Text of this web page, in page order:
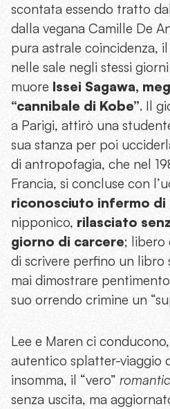
scontata essendo tratto
dalla vegana Camille De
pura astrale coincidenza,
nelle sale negli stessi
muore Issei Sagawa,
“cannibale di Kobe”. Il
a Parigi, attirò una
sua stanza per poi
di antropofagia, che nel
Francia, si concluse con
riconosciuto infermo di
nipponico, rilasciato
giorno di carcere; libero
di scrivere perfino un libro
mai dimostrare
suo orrendo crimine un
Lee e Maren ci
autentico splatter-viaggio
insomma, il “vero”
senza uscita, ma